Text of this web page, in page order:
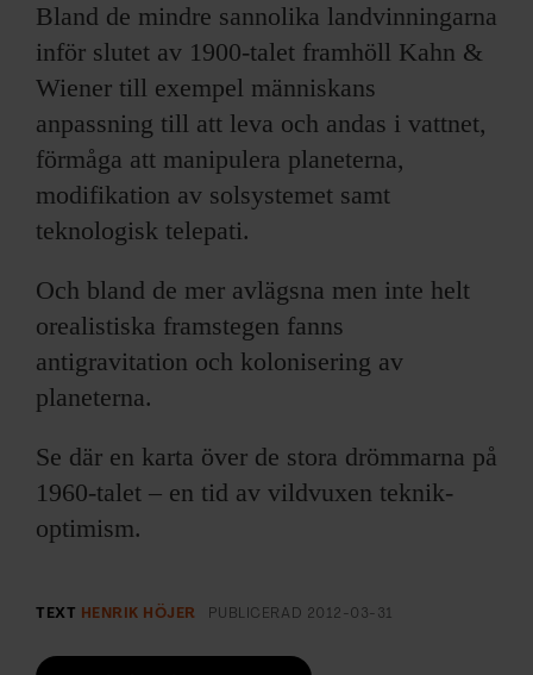
Bland de mindre sannolika landvinningarna
inför slutet av 1900-talet framhöll Kahn &
Wiener till exempel människans
anpassning till att leva och andas i vattnet,
förmåga att manipulera planeterna,
modifikation av solsystemet samt
teknologisk telepati.
Och bland de mer avlägsna men inte helt
orealistiska framstegen fanns
antigravitation och kolonisering av
planeterna.
Se där en karta över de stora drömmarna på
1960-talet – en tid av vildvuxen teknik­
optimism.
TEXT HENRIK HÖJER PUBLICERAD 2012-03-31